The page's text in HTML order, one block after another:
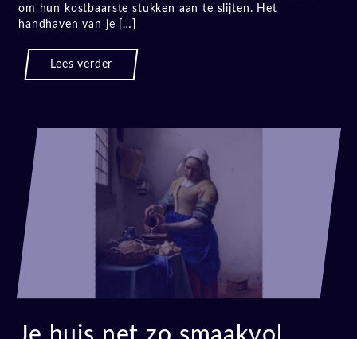
om hun kostbaarste stukken aan te slijten. Het
handhaven van je […]
Lees verder